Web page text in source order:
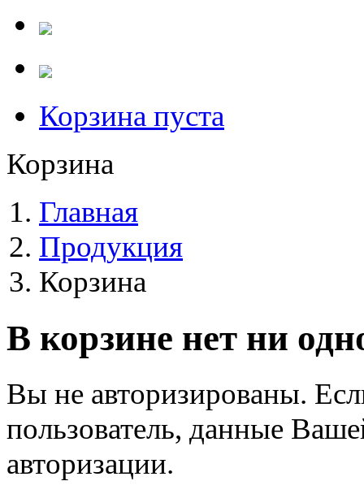
Корзина пуста
Корзина
Главная
Продукция
Корзина
В корзине нет ни
Вы не авторизированы.
пользователь, данные
авторизации.